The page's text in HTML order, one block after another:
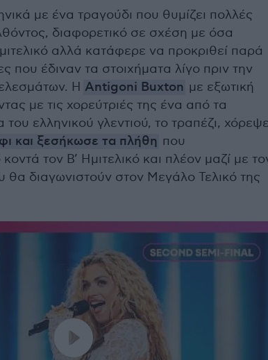
με ένα τραγούδι που θυμίζει πολλές
διαφορετικό σε σχέση με όσα
αλλά κατάφερε να προκριθεί παρά
που έδιναν τα στοιχήματα λίγο πριν την
Η Antigoni Buxton με εξωτική
με τις χορεύτριές της ένα από τα
του ελληνικού γλεντιού, το τραπέζι,
και ξεσήκωσε τα πλήθη που
τον Β’ Ημιτελικό και πλέον μαζί με
διαγωνιστούν στον Μεγάλο Τελικό της